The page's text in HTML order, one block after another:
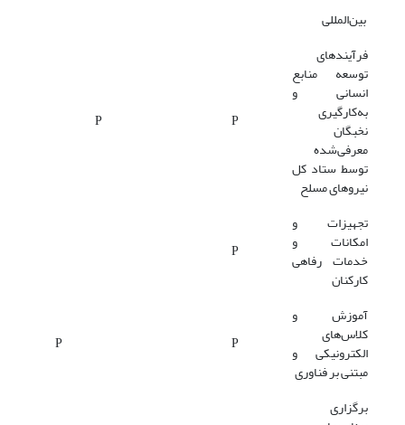
بین‌المللی
فرآیندهای
توسعه منابع
انسانی و
به‌کارگیری
نخبگان
معرفی‌شده
توسط ستاد کل
نیروهای مسلح
P
P
تجهیزات و
امکانات و
خدمات رفاهی
کارکنان
P
آموزش و
کلاس‌های
الکترونیکی و
مبتنی بر فناوری
P
P
برگزاری